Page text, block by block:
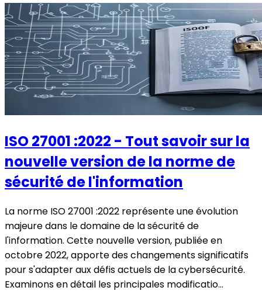
ISO 27001 :2022 - Tout savoir sur la
nouvelle version de la norme de
sécurité de l'information
La norme ISO 27001 :2022 représente une évolution
majeure dans le domaine de la sécurité de
l'information. Cette nouvelle version, publiée en
octobre 2022, apporte des changements significatifs
pour s'adapter aux défis actuels de la cybersécurité.
Examinons en détail les principales modificatio...